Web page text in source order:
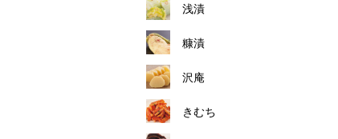
浅漬
糠漬
沢庵
きむち